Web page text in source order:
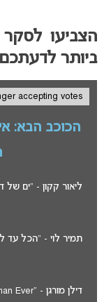
הצביעו לסקר
ביותר
accepting votes
הכוכב הבא:
ליאור קקון - "ים של
תמיר לוי - "הכל עד
דילן מורגן - "Happier Than Ever"